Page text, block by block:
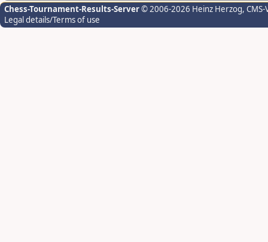
Chess-Tournament-Results-Server© 2006-2026 Heinz Herzog,
Legal details/Terms of use